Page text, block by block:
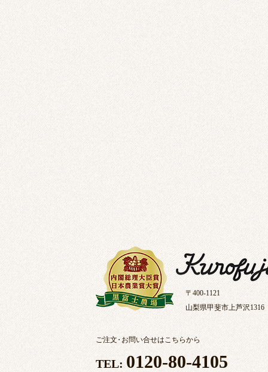
〒400-1121
山梨県甲斐市上芦沢1316
ご注文・お問い合せはこちらから
TEL: 0120-80-4105